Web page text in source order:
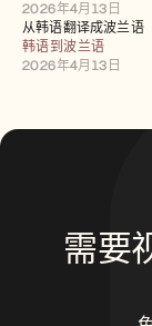
2026年4月13日
从韩语翻译成波兰语
韩语到波兰语
2026年4月13日
需要